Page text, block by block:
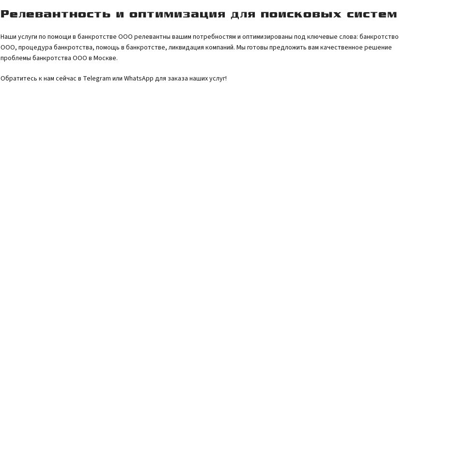
Релевантность и оптимизация для поисковых систем
Наши услуги по помощи в банкротстве ООО релевантны вашим потребностям и оптимизированы под ключевые слова: банкротство
ООО, процедура банкротства, помощь в банкротстве, ликвидация компаний. Мы готовы предложить вам качественное решение
проблемы банкротства ООО в Москве.
Обратитесь к нам сейчас в Telegram или WhatsApp для заказа наших услуг!